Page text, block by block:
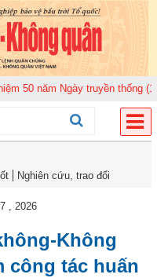
Ngày truyền thống (12-11-
Nghiên cứu, trao đổi
, 2026
Không
công tác huấn